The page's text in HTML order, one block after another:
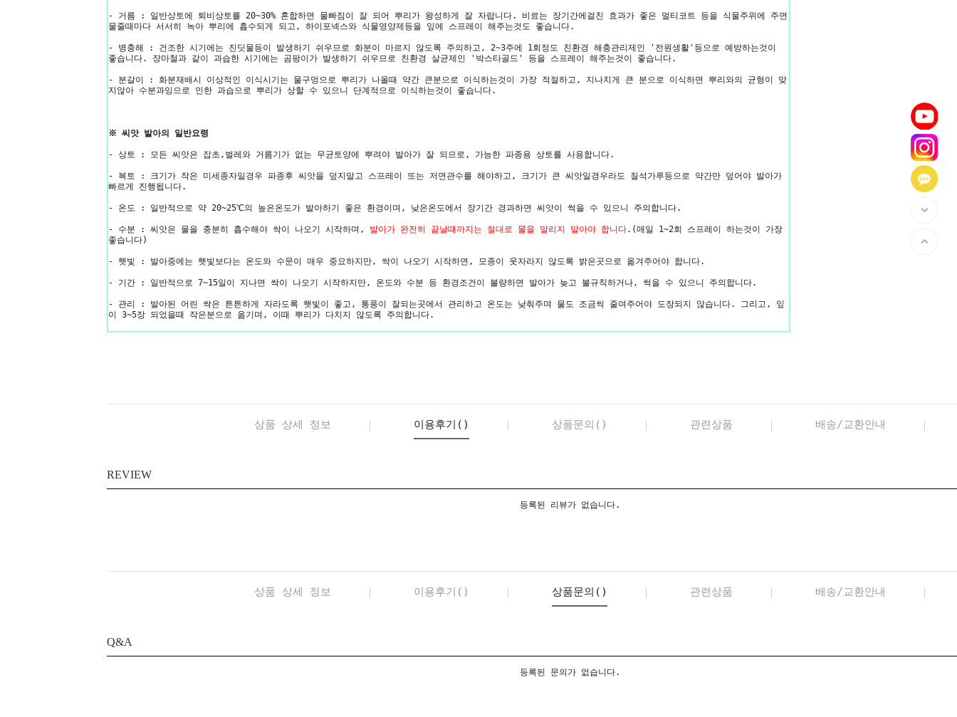
- 거름 : 일반상토에 퇴비상토를 20~30% 혼합하면 물빠짐이 잘 되어 뿌리가 왕성하게 잘 자랍니다. 비료는 장기간에걸친 효과가 좋은 멀티코트 등을 식물주위에 주면
물줄때마다 서서히 녹아 뿌리에 흡수되게 되고, 하이포넥스와 식물영양제등을 잎에 스프레이 해주는것도 좋습니다.
- 병충해 : 건조한 시기에는 진딧물등이 발생하기 쉬우므로 화분이 마르지 않도록 주의하고, 2~3주에 1회정도 친환경 해충관리제인 '전원생활'등으로 예방하는것이
좋습니다. 장마철과 같이 과습한 시기에는 곰팡이가 발생하기 쉬우므로 친환경 살균제인 '박스타골드' 등을 스프레이 해주는것이 좋습니다.
- 분갈이 : 화분재배시 이상적인 이식시기는 물구멍으로 뿌리가 나올때 약간 큰분으로 이식하는것이 가장 적절하고, 지나치게 큰 분으로 이식하면 뿌리와의 균형이 맞
지않아 수분과잉으로 인한 과습으로 뿌리가 상할 수 있으니 단계적으로 이식하는것이 좋습니다.
※ 씨앗 발아의 일반요령
- 상토 : 모든 씨앗은 잡초,벌레와 거름기가 없는 무균토양에 뿌려야 발아가 잘 되므로, 가능한 파종용 상토를 사용합니다.
- 복토 : 크기가 작은 미세종자일경우 파종후 씨앗을 덮지말고 스프레이 또는 저면관수를 해야하고, 크기가 큰 씨앗일경우라도 질석가루등으로 약간만 덮어야 발아가
빠르게 진행됩니다.
- 온도 : 일반적으로 약 20~25℃의 높은온도가 발아하기 좋은 환경이며, 낮은온도에서 장기간 경과하면 씨앗이 썩을 수 있으니 주의합니다.
- 수분 : 씨앗은 물을 충분히 흡수해야 싹이 나오기 시작하며, 발아가 완전히 끝날때까지는 절대로 물을 말리지 말아야 합니다.(매일 1~2회 스프레이 하는것이 가장
좋습니다)
- 햇빛 : 발아중에는 햇빛보다는 온도와 수문이 매우 중요하지만, 싹이 나오기 시작하면, 모종이 웃자라지 않도록 밝은곳으로 옮겨주어야 합니다.
- 기간 : 일반적으로 7~15일이 지나면 싹이 나오기 시작하지만, 온도와 수분 등 환경조건이 불량하면 발아가 늦고 불규칙하거나, 썩을 수 있으니 주의합니다.
- 관리 : 발아된 어린 싹은 튼튼하게 자라도록 햇빛이 좋고, 통풍이 잘되는곳에서 관리하고 온도는 낮춰주며 물도 조금씩 줄여주어야 도장되지 않습니다. 그리고, 잎
이 3~5장 되었을때 작은분으로 옮기며, 이때 뿌리가 다치지 않도록 주의합니다.
상품 상세 정보 이용후기() 상품문의() 관련상품 배송/교환안내
REVIEW
등록된 리뷰가 없습니다.
상품 상세 정보 이용후기() 상품문의() 관련상품 배송/교환안내
Q&A
등록된 문의가 없습니다.